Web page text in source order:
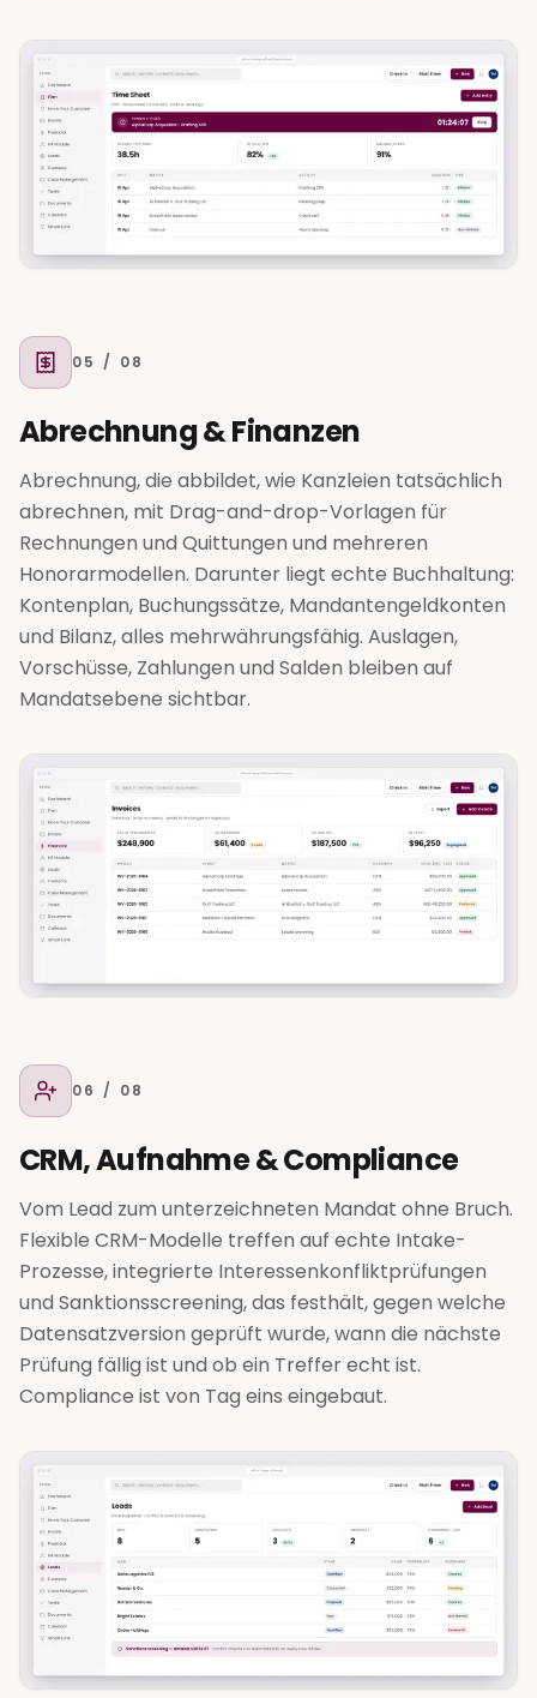
05 / 08
Abrechnung & Finanzen
Abrechnung, die abbildet, wie Kanzleien tatsächlich
abrechnen, mit Drag-and-drop-Vorlagen für
Rechnungen und Quittungen und mehreren
Honorarmodellen. Darunter liegt echte Buchhaltung:
Kontenplan, Buchungssätze, Mandantengeldkonten
und Bilanz, alles mehrwährungsfähig. Auslagen,
Vorschüsse, Zahlungen und Salden bleiben auf
Mandatsebene sichtbar.
06 / 08
CRM, Aufnahme & Compliance
Vom Lead zum unterzeichneten Mandat ohne Bruch.
Flexible CRM-Modelle treffen auf echte Intake-
Prozesse, integrierte Interessenkonfliktprüfungen
und Sanktionsscreening, das festhält, gegen welche
Datensatzversion geprüft wurde, wann die nächste
Prüfung fällig ist und ob ein Treffer echt ist.
Compliance ist von Tag eins eingebaut.